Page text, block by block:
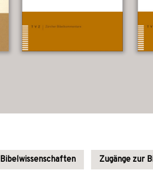
Bibelwissenschaften Zugänge zur